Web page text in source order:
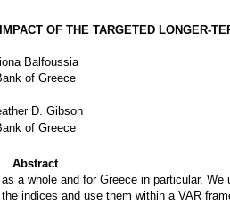
OF THE TARGETED LONGER-
Balfoussia
of Greece
D. Gibson
of Greece
Abstract
a whole and for Greece in particular.
indices and use them within a VAR